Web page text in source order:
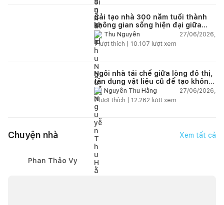
Cải tạo nhà 300 năm tuổi thành
không gian sống hiện đại giữa
thiên nhiên
Thu Nguyễn
27/06/2026,
1lượt thích | 10.107 lượt xem
Ngôi nhà tái chế giữa lòng đô thị,
tận dụng vật liệu cũ để tạo không
gian sống linh hoạt
Nguyễn Thu Hằng
27/06/2026,
2lượt thích | 12.262 lượt xem
Chuyện nhà Xem tất cả
Phan Thảo Vy